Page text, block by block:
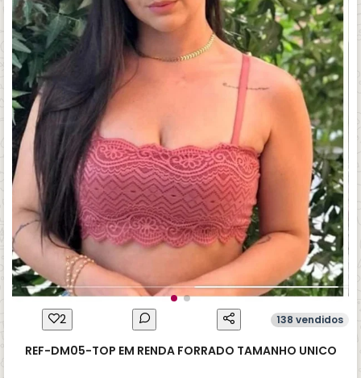
2 138 vendidos
REF-DM05-TOP EM RENDA FORRADO TAMANHO UNICO